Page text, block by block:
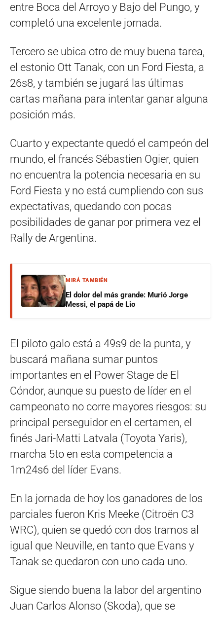
entre Boca del Arroyo y Bajo del Pungo, y
completó una excelente jornada.
Tercero se ubica otro de muy buena tarea,
el estonio Ott Tanak, con un Ford Fiesta, a
26s8, y también se jugará las últimas
cartas mañana para intentar ganar alguna
posición más.
Cuarto y expectante quedó el campeón del
mundo, el francés Sébastien Ogier, quien
no encuentra la potencia necesaria en su
Ford Fiesta y no está cumpliendo con sus
expectativas, quedando con pocas
posibilidades de ganar por primera vez el
Rally de Argentina.
MIRÁ TAMBIÉN
El dolor del más grande: Murió Jorge
Messi, el papá de Lio
El piloto galo está a 49s9 de la punta, y
buscará mañana sumar puntos
importantes en el Power Stage de El
Cóndor, aunque su puesto de líder en el
campeonato no corre mayores riesgos: su
principal perseguidor en el certamen, el
finés Jari-Matti Latvala (Toyota Yaris),
marcha 5to en esta competencia a
1m24s6 del líder Evans.
En la jornada de hoy los ganadores de los
parciales fueron Kris Meeke (Citroën C3
WRC), quien se quedó con dos tramos al
igual que Neuville, en tanto que Evans y
Tanak se quedaron con uno cada uno.
Sigue siendo buena la labor del argentino
Juan Carlos Alonso (Skoda), que se